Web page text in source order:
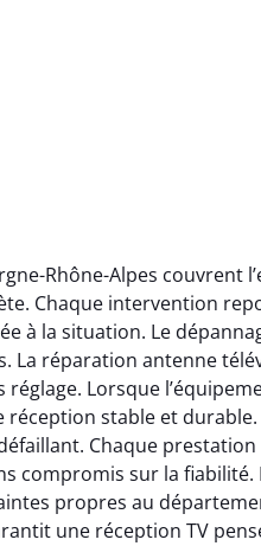
Rhône-Alpes couvrent
Chaque intervention
à la situation. Le
La réparation antenne
Lorsque
réception stable et
Chaque
compromis sur la fiabilité.
propres au
une réception TV